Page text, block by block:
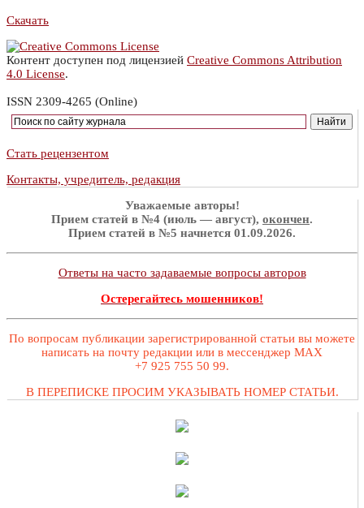
Скачать
Контент доступен под лицензией Creative Commons Attribution
4.0 License.
ISSN 2309-4265 (Online)
Стать рецензентом
Контакты, учредитель, редакция
Уважаемые авторы!
Прием статей в №4 (июль — август), окончен.
Прием статей в №5 начнется 01.09.2026.
Ответы на часто задаваемые вопросы авторов
Остерегайтесь мошенников!
По вопросам публикации зарегистрированной статьи вы можете
написать на почту редакции или в мессенджер MAX
+7 925 755 50 99.
В ПЕРЕПИСКЕ ПРОСИМ УКАЗЫВАТЬ НОМЕР СТАТЬИ.